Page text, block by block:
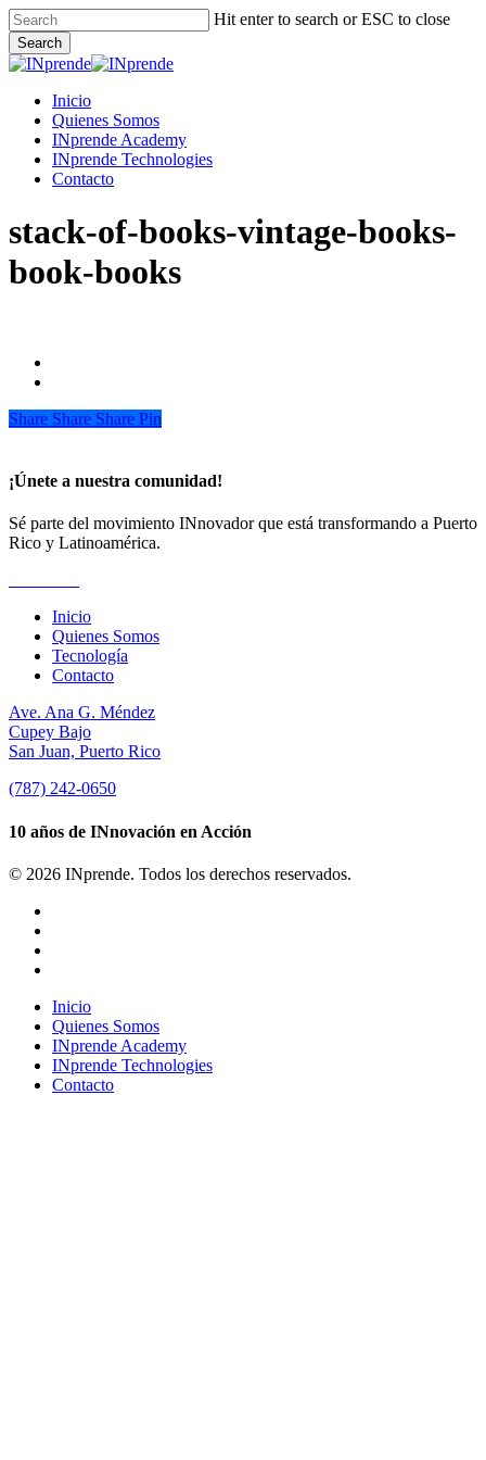
Skip
to
main
content
Hit enter to search or ESC to close
Search
Close
Menu
Inicio
Quienes Somos
INprende Academy
INprende Technologies
Contacto
stack-of-books-vintage-books-
book-books
Share
Share Share Share Pin
¡Únete a nuestra comunidad!
Sé parte del movimiento INnovador que está transformando a Puerto
Rico y Latinoamérica.
Inicio
Quienes Somos
Tecnología
Contacto
Ave. Ana G. Méndez
Cupey Bajo
San Juan, Puerto Rico
(787) 242-0650
10 años de INnovación en Acción
© 2026 INprende. Todos los derechos reservados.
Close
Menu
Inicio
Quienes Somos
INprende Academy
INprende Technologies
Contacto